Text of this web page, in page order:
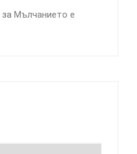
за Мълчанието е